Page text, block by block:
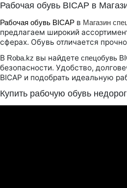
Рабочая обувь BICAP в
Рабочая обувь BICAP в Магазин
предлагаем широкий
сферах. Обувь отличается
В Roba.kz вы найдете спецобувь
безопасности. Удобство,
BICAP и подобрать идеальную
Купить рабочую обувь